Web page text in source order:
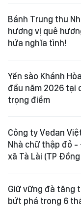
Bánh Trung thu
hương vị quê
hứa nghĩa tình!
Yến sào Khánh
đầu năm 2026 tại
trọng điểm
Công ty Vedan
Nhà chữ thập đỏ
xã Tà Lài (TP
Giữ vững đà tăng
bứt phá trong 6